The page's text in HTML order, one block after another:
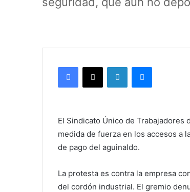
X LinkedIn
El Sindicato Único de Trabajadores
medida de fuerza en los accesos a
de pago del aguinaldo.
La protesta es contra la empresa
del cordón industrial. El gremio